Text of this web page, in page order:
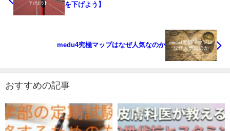
を下げよう】
medu4究極マップはなぜ人気なのか
おすすめの記事